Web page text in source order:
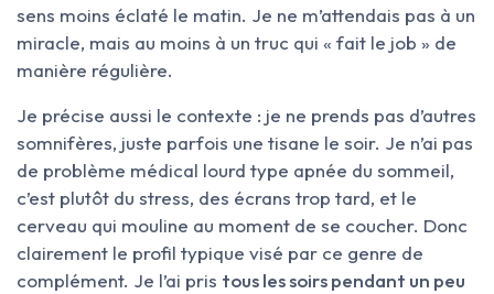
sens moins éclaté le matin. Je ne m’attendais pas à un
miracle, mais au moins à un truc qui « fait le job » de
manière régulière.
Je précise aussi le contexte : je ne prends pas d’autres
somnifères, juste parfois une tisane le soir. Je n’ai pas
de problème médical lourd type apnée du sommeil,
c’est plutôt du stress, des écrans trop tard, et le
cerveau qui mouline au moment de se coucher. Donc
clairement le profil typique visé par ce genre de
complément. Je l’ai pris tous les soirs pendant un peu